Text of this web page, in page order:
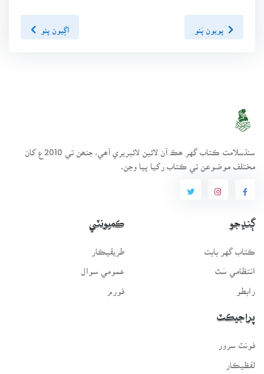
اڳيون پنو
سنڌسلامت ڪتاب گهر ھڪ آن لائين لائبريري آھي، جنھن تي 2010ع کان
مختلف موضوعن تي ڪتاب رکيا پيا وڃن.
ڳنڍجو
ڪتاب گهر بابت
انتظامي سَٿ
رابطو
ڪميونٽي
طريقيڪار
عمومي سوال
فورم
پراجيڪٽ
فونٽ سرور
لفظيڪار